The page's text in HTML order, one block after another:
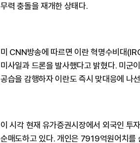
무력 충돌을 재개한 상태다.
미 CNN방송에 따르면 이란 혁명수비대
미사일과 드론을 발사했다고 밝혔다. 미군
공습을 감행하자 이란도 즉시 맞대응에 나
이 시각 현재 유가증권시장에서 외국인
순매도하고 있다. 개인은 7919억원어치를